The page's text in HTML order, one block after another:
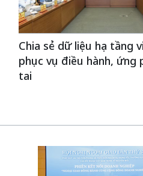
Chia sẻ dữ liệu hạ tầng
phục vụ điều hành, ứng
tai